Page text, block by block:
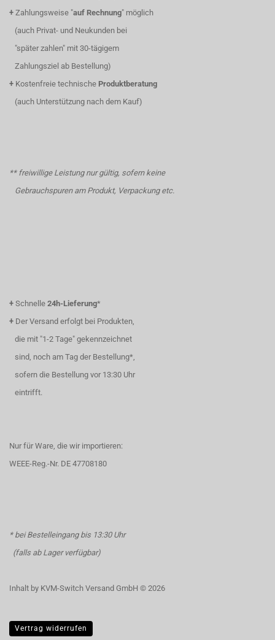
+ Zahlungsweise "auf Rechnung" möglich
(auch Privat- und Neukunden bei
"später zahlen" mit 30-tägigem
Zahlungsziel ab Bestellung)
+ Kostenfreie technische Produktberatung
(auch Unterstützung nach dem Kauf)
** freiwillige Leistung nur gültig, sofern keine
Gebrauchspuren am Produkt, Verpackung etc.
+ Schnelle 24h-Lieferung*
+ Der Versand erfolgt bei Produkten,
die mit "1-2 Tage" gekennzeichnet
sind, noch am Tag der Bestellung*,
sofern die Bestellung vor 13:30 Uhr
eintrifft.
Nur für Ware, die wir importieren:
WEEE-Reg.-Nr. DE 47708180
* bei Bestelleingang bis 13:30 Uhr
(falls ab Lager verfügbar)
Inhalt by KVM-Switch Versand GmbH © 2026
Vertrag widerrufen